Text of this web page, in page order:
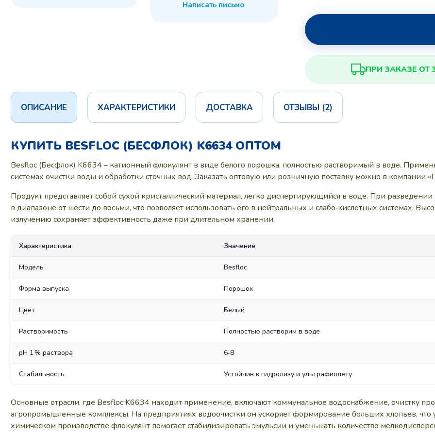
Написать письмо
ПРИ ЗАКАЗЕ ОТ
ОПИСАНИЕ ХАРАКТЕРИСТИКИ ДОСТАВКА ОТЗЫВЫ (2)
КУПИТЬ BESFLOC (БЕСФЛОК) K6634 ОПТОМ
Besfloc (Бесфлок) K6634 – катионный флокулянт в виде белого порошка, полностью растворимый в воде.
системах очистки воды и обработки сточных вод. Заказать оптовую или розничную поставку можно в
Продукт представляет собой сухой кристаллический материал, легко диспергирующийся в воде. При
в диапазоне от шести до восьми, что позволяет использовать его в нейтральных и слабо‑кислотных системах.
излучению сохраняет эффективность даже при длительном хранении.
Характеристика Значение
Модель Besfloc
Форма выпуска Порошок
Цвет Белый
Растворимость Полностью растворим в воде
pH 1 % раствора 6‑8
Стабильность Устойчив к гидролизу и ультрафиолету
Основные отрасли, где Besfloc K6634 находит применение, включают коммунальное водоснабжение, очистку
агропромышленные комплексы. На предприятиях водоочистки он ускоряет формирование больших хлопьев,
химическом производстве флокулянт помогает стабилизировать эмульсии и уменьшать количество